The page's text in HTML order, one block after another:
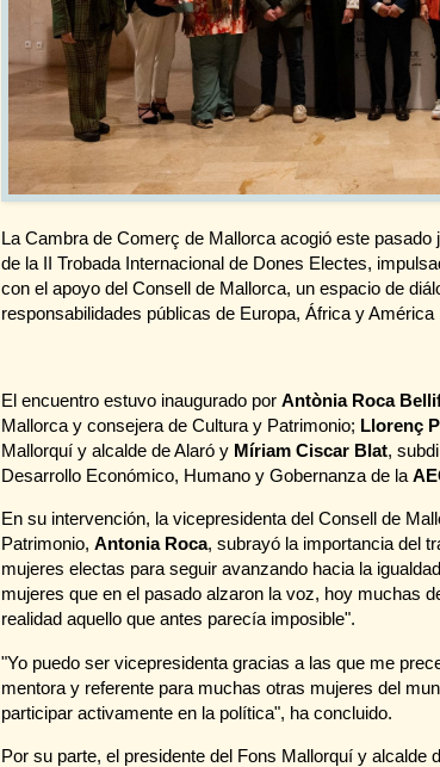
La Cambra de Comerç de Mallorca acogió este
de la II Trobada Internacional de Dones Electes,
con el apoyo del Consell de Mallorca, un espacio de
responsabilidades públicas de Europa, África y América
El encuentro estuvo inaugurado por Antònia Roca
Mallorca y consejera de Cultura y Patrimonio; Llorenç
Mallorquí y alcalde de Alaró y Míriam Ciscar Blat,
Desarrollo Económico, Humano y Gobernanza de la
En su intervención, la vicepresidenta del Consell de
Patrimonio, Antonia Roca, subrayó la importancia del
mujeres electas para seguir avanzando hacia la
mujeres que en el pasado alzaron la voz, hoy muchas
realidad aquello que antes parecía imposible".
"Yo puedo ser vicepresidenta gracias a las que me
mentora y referente para muchas otras mujeres del
participar activamente en la política", ha concluido.
Por su parte, el presidente del Fons Mallorquí y alcalde